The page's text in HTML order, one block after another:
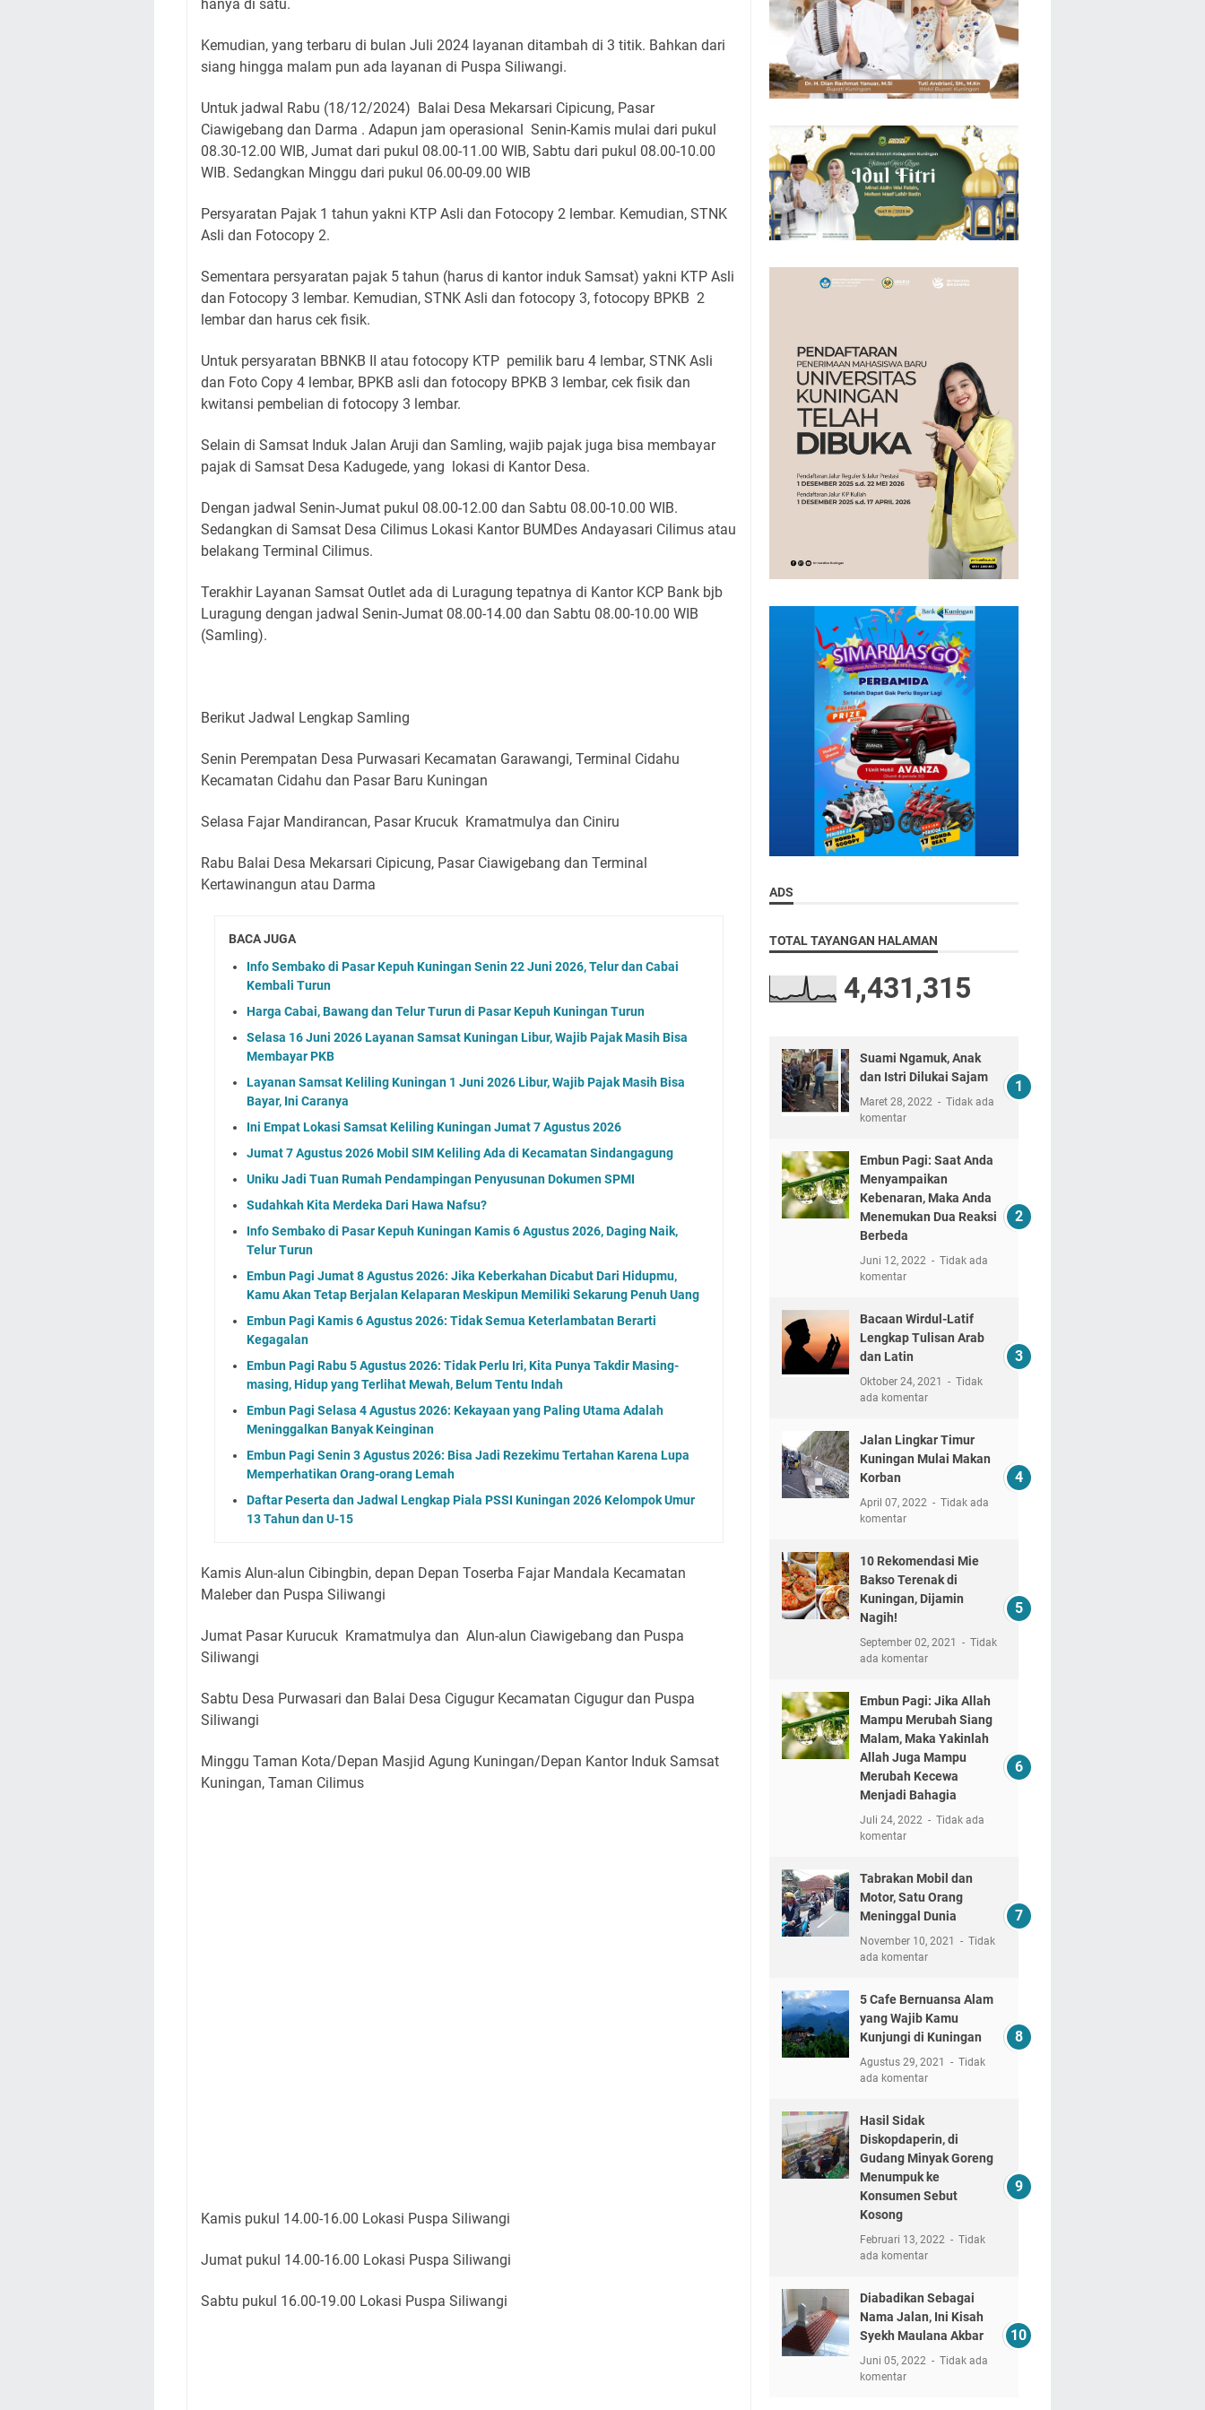
hanya di satu.
Kemudian, yang terbaru di bulan Juli 2024 layanan ditambah di 3 titik. Bahkan dari
siang hingga malam pun ada layanan di Puspa Siliwangi.
Untuk jadwal Rabu (18/12/2024) Balai Desa Mekarsari Cipicung, Pasar
Ciawigebang dan Darma . Adapun jam operasional Senin-Kamis mulai dari pukul
08.30-12.00 WIB, Jumat dari pukul 08.00-11.00 WIB, Sabtu dari pukul 08.00-10.00
WIB. Sedangkan Minggu dari pukul 06.00-09.00 WIB
Persyaratan Pajak 1 tahun yakni KTP Asli dan Fotocopy 2 lembar. Kemudian, STNK
Asli dan Fotocopy 2.
Sementara persyaratan pajak 5 tahun (harus di kantor induk Samsat) yakni KTP Asli
dan Fotocopy 3 lembar. Kemudian, STNK Asli dan fotocopy 3, fotocopy BPKB 2
lembar dan harus cek fisik.
Untuk persyaratan BBNKB II atau fotocopy KTP pemilik baru 4 lembar, STNK Asli
dan Foto Copy 4 lembar, BPKB asli dan fotocopy BPKB 3 lembar, cek fisik dan
kwitansi pembelian di fotocopy 3 lembar.
Selain di Samsat Induk Jalan Aruji dan Samling, wajib pajak juga bisa membayar
pajak di Samsat Desa Kadugede, yang lokasi di Kantor Desa.
Dengan jadwal Senin-Jumat pukul 08.00-12.00 dan Sabtu 08.00-10.00 WIB.
Sedangkan di Samsat Desa Cilimus Lokasi Kantor BUMDes Andayasari Cilimus atau
belakang Terminal Cilimus.
Terakhir Layanan Samsat Outlet ada di Luragung tepatnya di Kantor KCP Bank bjb
Luragung dengan jadwal Senin-Jumat 08.00-14.00 dan Sabtu 08.00-10.00 WIB
(Samling).
Berikut Jadwal Lengkap Samling
Senin Perempatan Desa Purwasari Kecamatan Garawangi, Terminal Cidahu
Kecamatan Cidahu dan Pasar Baru Kuningan
Selasa Fajar Mandirancan, Pasar Krucuk Kramatmulya dan Ciniru
Rabu Balai Desa Mekarsari Cipicung, Pasar Ciawigebang dan Terminal
Kertawinangun atau Darma
BACA JUGA
Info Sembako di Pasar Kepuh Kuningan Senin 22 Juni 2026, Telur dan Cabai
Kembali Turun
Harga Cabai, Bawang dan Telur Turun di Pasar Kepuh Kuningan Turun
Selasa 16 Juni 2026 Layanan Samsat Kuningan Libur, Wajib Pajak Masih Bisa
Membayar PKB
Layanan Samsat Keliling Kuningan 1 Juni 2026 Libur, Wajib Pajak Masih Bisa
Bayar, Ini Caranya
Ini Empat Lokasi Samsat Keliling Kuningan Jumat 7 Agustus 2026
Jumat 7 Agustus 2026 Mobil SIM Keliling Ada di Kecamatan Sindangagung
Uniku Jadi Tuan Rumah Pendampingan Penyusunan Dokumen SPMI
Sudahkah Kita Merdeka Dari Hawa Nafsu?
Info Sembako di Pasar Kepuh Kuningan Kamis 6 Agustus 2026, Daging Naik,
Telur Turun
Embun Pagi Jumat 8 Agustus 2026: Jika Keberkahan Dicabut Dari Hidupmu,
Kamu Akan Tetap Berjalan Kelaparan Meskipun Memiliki Sekarung Penuh Uang
Embun Pagi Kamis 6 Agustus 2026: Tidak Semua Keterlambatan Berarti
Kegagalan
Embun Pagi Rabu 5 Agustus 2026: Tidak Perlu Iri, Kita Punya Takdir Masing-
masing, Hidup yang Terlihat Mewah, Belum Tentu Indah
Embun Pagi Selasa 4 Agustus 2026: Kekayaan yang Paling Utama Adalah
Meninggalkan Banyak Keinginan
Embun Pagi Senin 3 Agustus 2026: Bisa Jadi Rezekimu Tertahan Karena Lupa
Memperhatikan Orang-orang Lemah
Daftar Peserta dan Jadwal Lengkap Piala PSSI Kuningan 2026 Kelompok Umur
13 Tahun dan U-15
Kamis Alun-alun Cibingbin, depan Depan Toserba Fajar Mandala Kecamatan
Maleber dan Puspa Siliwangi
Jumat Pasar Kurucuk Kramatmulya dan Alun-alun Ciawigebang dan Puspa
Siliwangi
Sabtu Desa Purwasari dan Balai Desa Cigugur Kecamatan Cigugur dan Puspa
Siliwangi
Minggu Taman Kota/Depan Masjid Agung Kuningan/Depan Kantor Induk Samsat
Kuningan, Taman Cilimus
Kamis pukul 14.00-16.00 Lokasi Puspa Siliwangi
Jumat pukul 14.00-16.00 Lokasi Puspa Siliwangi
Sabtu pukul 16.00-19.00 Lokasi Puspa Siliwangi
ADS
TOTAL TAYANGAN HALAMAN
4,431,315
Suami Ngamuk, Anak
dan Istri Dilukai Sajam
Maret 28, 2022
Tidak ada
komentar
Embun Pagi: Saat Anda
Menyampaikan
Kebenaran, Maka Anda
Menemukan Dua Reaksi
Berbeda
Juni 12, 2022
Tidak ada
komentar
Bacaan Wirdul-Latif
Lengkap Tulisan Arab
dan Latin
Oktober 24, 2021
Tidak
ada komentar
Jalan Lingkar Timur
Kuningan Mulai Makan
Korban
April 07, 2022
Tidak ada
komentar
10 Rekomendasi Mie
Bakso Terenak di
Kuningan, Dijamin
Nagih!
September 02, 2021
Tidak
ada komentar
Embun Pagi: Jika Allah
Mampu Merubah Siang
Malam, Maka Yakinlah
Allah Juga Mampu
Merubah Kecewa
Menjadi Bahagia
Juli 24, 2022
Tidak ada
komentar
Tabrakan Mobil dan
Motor, Satu Orang
Meninggal Dunia
November 10, 2021
Tidak
ada komentar
5 Cafe Bernuansa Alam
yang Wajib Kamu
Kunjungi di Kuningan
Agustus 29, 2021
Tidak
ada komentar
Hasil Sidak
Diskopdaperin, di
Gudang Minyak Goreng
Menumpuk ke
Konsumen Sebut
Kosong
Februari 13, 2022
Tidak
ada komentar
Diabadikan Sebagai
Nama Jalan, Ini Kisah
Syekh Maulana Akbar
Juni 05, 2022
Tidak ada
komentar